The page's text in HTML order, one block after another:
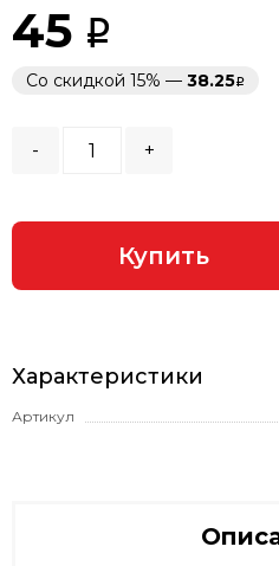
45
Со скидкой 15% — 38.25
- +
Купить
Характеристики
Артикул